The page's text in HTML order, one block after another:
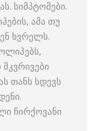
სიმპტომები.
ამა თუ
ხვრელს.
თანს სდევს
ჩირქოვანი